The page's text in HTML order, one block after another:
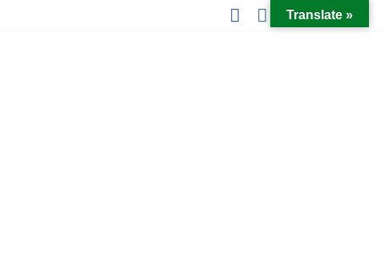
Translate »